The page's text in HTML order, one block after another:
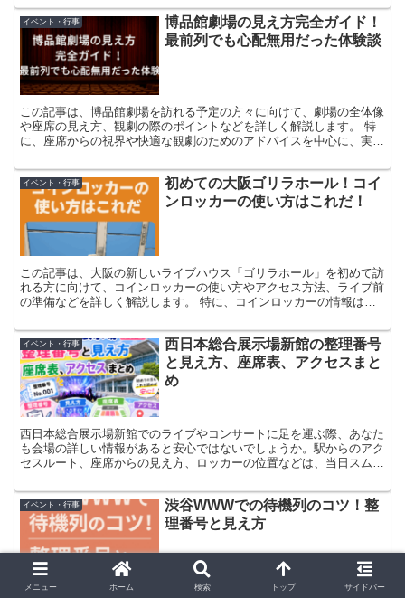
わります。 ただし、最前に入れる人数はステージの広さや公演ごと
のレイアウト、優先入場の有無によって変わるため、「○番まで」と
一概には言えません。 この記事では、浜松FORCEで最前を狙える整
理番号の目安や見え方、当日に少しでも良いポジションを確保するた
めのコツを、初めての方にもわかりやすくやさしい言葉でご紹介しま
す。
イベント・行事
博品館劇場の見え方完全ガイド！
最前列でも心配無用だった体験談
この記事は、博品館劇場を訪れる予定の方々に向けて、劇場の全体像
や座席の見え方、観劇の際のポイントなどを詳しく解説します。 特
に、座席からの視界や快適な観劇のためのアドバイスを中心に、実際
安心して観劇を楽しむことができるようになることを目指していま
す。
イベント・行事
初めての大阪ゴリラホール！コイ
ンロッカーの使い方はこれだ！
この記事は、大阪の新しいライブハウス「ゴリラホール」を初めて訪
れる方に向けて、コインロッカーの使い方やアクセス方法、ライブ前
の準備などを詳しく解説します。 特に、コインロッカーの情報は多
れを読めば、安心してライブを楽しむことができるでしょう！
イベント・行事
西日本総合展示場新館の整理番号
と見え方、座席表、アクセスまと
め
西日本総合展示場新館でのライブやコンサートに足を運ぶ際、あなた
も会場の詳しい情報があると安心ではないでしょうか。駅からのアク
セスルート、座席からの見え方、ロッカーの位置などは、当日スムー
事前に把握するだけで、来場の準備がぐっと楽になるわけです。本記
事では、西日本総合展示場新館を訪れる際に知っておきたい実用的な
情報を、会場ガイドとして整理していきます。 また、アクセス方法
から施設設備まで、来場前の準備をサポートするための具体的なポイ
ントをお届けします。
イベント・行事
渋谷WWWでの待機列のコツ！整
理番号と見え方
この記事は、渋谷WWWでの待機列や整理番号について知りたい方に
メニュー ホーム 検索 トップ サイドバー